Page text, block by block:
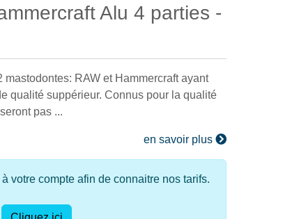
Alu 4 parties -
RAW et Hammercraft ayant
qualité suppérieur. Connus pour la qualité
pas ...
en savoir plus
votre compte afin de connaitre nos tarifs.